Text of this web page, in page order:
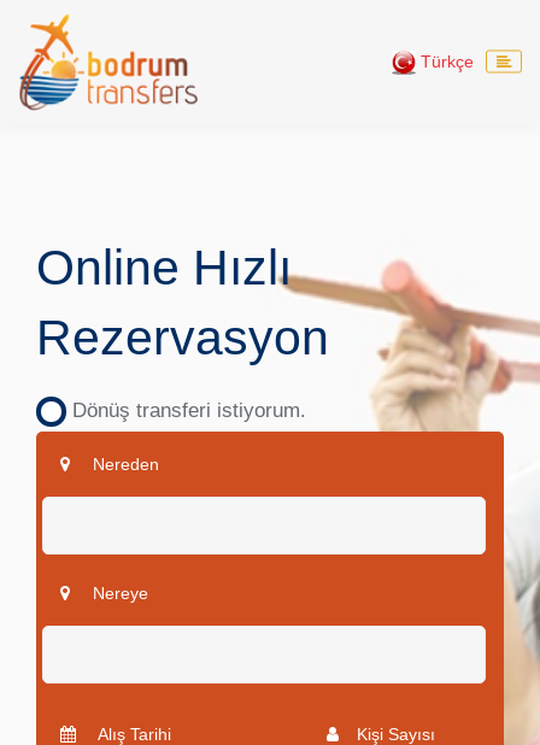
Türkçe
Online Hızlı
Rezervasyon
Dönüş transferi istiyorum.
Nereden
Nereye
Alış Tarihi Kişi Sayısı